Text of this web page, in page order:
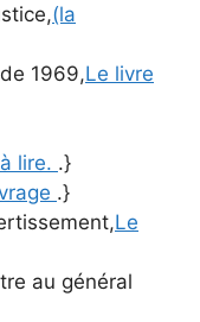
(la
1969,Le livre
lire. .}
.}
Le
au général